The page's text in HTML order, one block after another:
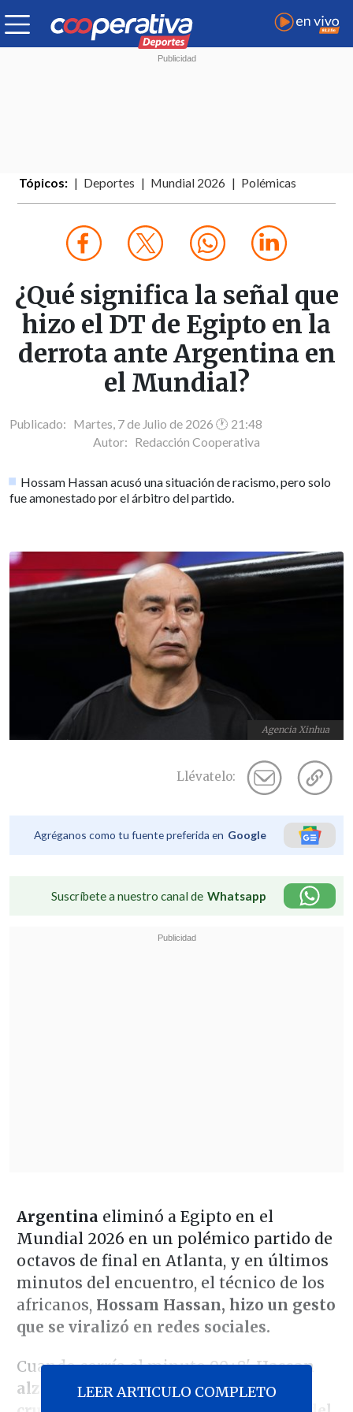
Tópicos: Deportes Mundial 2026 Polémicas
¿Qué significa la señal que
hizo el DT de Egipto en la
derrota ante Argentina en
el Mundial?
Publicado: Martes, 7 de Julio de 2026 🕐 21:48
Autor: Redacción Cooperativa
Hossam Hassan acusó una situación de racismo, pero solo
fue amonestado por el árbitro del partido.
Agencia Xinhua
Llévatelo:
Agréganos como tu fuente preferida en Google
Suscríbete a nuestro canal de Whatsapp
Argentina eliminó a Egipto en el
Mundial 2026 en un polémico partido de
octavos de final en Atlanta, y en últimos
minutos del encuentro, el técnico de los
africanos, Hossam Hassan, hizo un gesto
que se viralizó en redes sociales.
Cuando corría el minuto 90+8',Hassan
alzó sus brazos e hizo el gesto de una
LEER ARTICULO COMPLETO